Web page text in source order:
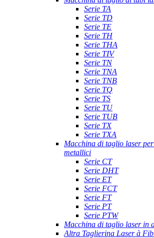
Serie TA
Serie TD
Serie TE
Serie TH
Serie THA
Serie TIV
Serie TN
Serie TNA
Serie TNB
Serie TQ
Serie TS
Serie TU
Serie TUB
Serie TX
Serie TXA
Macchina di taglio laser
metallici
Serie CT
Serie DHT
Serie ET
Serie FCT
Serie FT
Serie PT
Serie PTW
Macchina di taglio laser in
Altra Taglierina Laser à